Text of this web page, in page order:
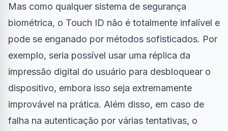
Mas como qualquer sistema de segurança
biométrica, o Touch ID não é totalmente infalível e
pode se enganado por métodos sofisticados. Por
exemplo, seria possível usar uma réplica da
impressão digital do usuário para desbloquear o
dispositivo, embora isso seja extremamente
improvável na prática. Além disso, em caso de
falha na autenticação por várias tentativas, o